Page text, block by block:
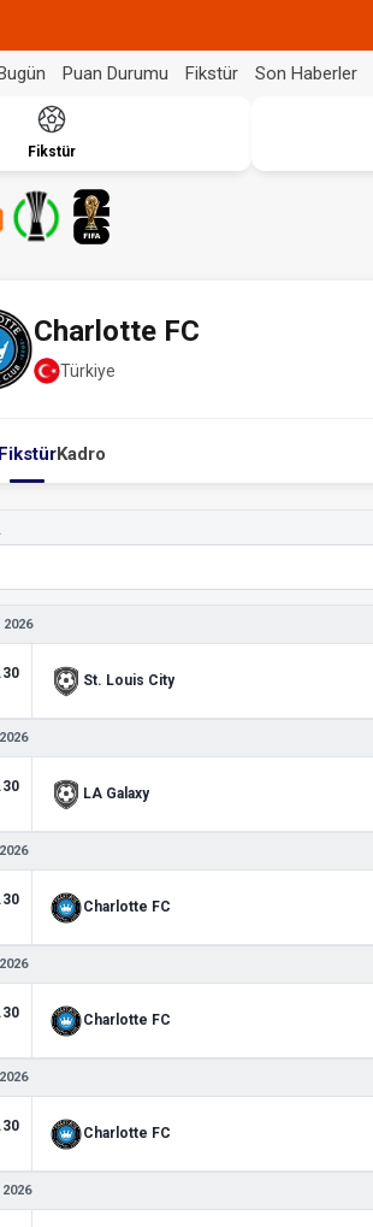
Puan Durumu Fikstür Son Haberler
Fikstür
Charlotte FC
Türkiye
FikstürKadro
2026
St. Louis City
LA Galaxy
Charlotte FC
Charlotte FC
Charlotte FC